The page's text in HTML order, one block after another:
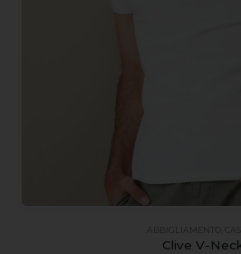
ABBIGLIAMENTO
Clive V-